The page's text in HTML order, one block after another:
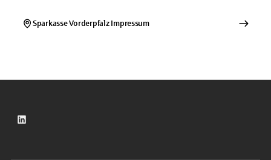
Sparkasse VorderpfalzImpressum
LinkedIn